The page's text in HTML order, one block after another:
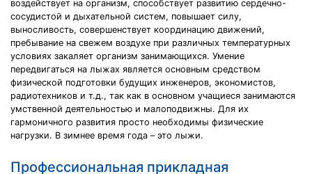
воздействует на организм, способствует развитию сердечно-
сосудистой и дыхательной систем, повышает силу,
выносливость, совершенствует координацию движений,
пребывание на свежем воздухе при различных температурных
условиях закаляет организм занимающихся. Умение
передвигаться на лыжах является основным средством
физической подготовки будущих инженеров, экономистов,
радиотехников и т.д., так как в основном учащиеся занимаются
умственной деятельностью и малоподвижны. Для их
гармоничного развития просто необходимы физические
нагрузки. В зимнее время года – это лыжи.
Профессиональная прикладная